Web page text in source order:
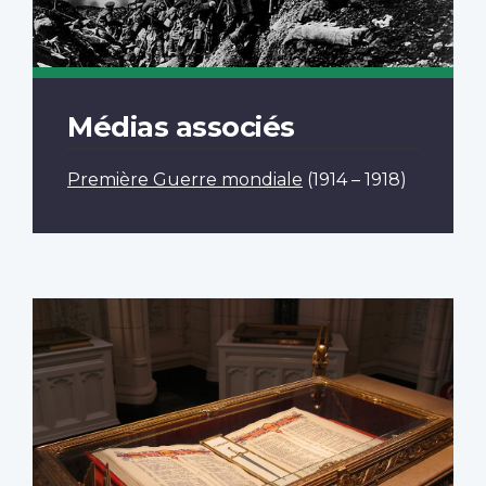
Médias associés
Première Guerre mondiale (1914 – 1918)